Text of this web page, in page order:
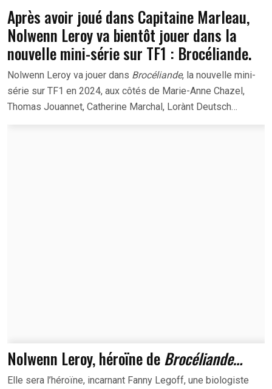
Après avoir joué dans Capitaine Marleau,
Nolwenn Leroy va bientôt jouer dans la
nouvelle mini-série sur TF1 : Brocéliande.
Nolwenn Leroy va jouer dans Brocéliande, la nouvelle mini-
série sur TF1 en 2024, aux côtés de Marie-Anne Chazel,
Thomas Jouannet, Catherine Marchal, Lorànt Deutsch…
Nolwenn Leroy, héroïne de Brocéliande…
Elle sera l’héroïne, incarnant Fanny Legoff, une biologiste